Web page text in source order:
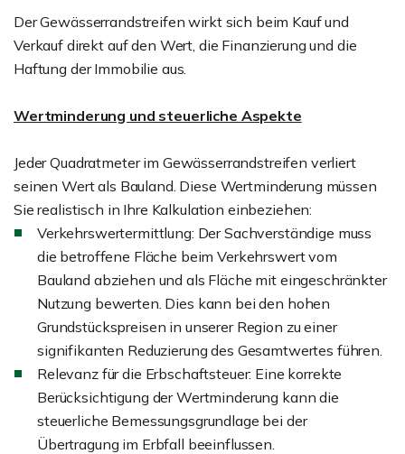
Der Gewässerrandstreifen wirkt sich beim Kauf und
Verkauf direkt auf den Wert, die Finanzierung und die
Haftung der Immobilie aus.
Wertminderung und steuerliche Aspekte
Jeder Quadratmeter im Gewässerrandstreifen verliert
seinen Wert als Bauland. Diese Wertminderung müssen
Sie realistisch in Ihre Kalkulation einbeziehen:
Verkehrswertermittlung: Der Sachverständige muss
die betroffene Fläche beim Verkehrswert vom
Bauland abziehen und als Fläche mit eingeschränkter
Nutzung bewerten. Dies kann bei den hohen
Grundstückspreisen in unserer Region zu einer
signifikanten Reduzierung des Gesamtwertes führen.
Relevanz für die Erbschaftsteuer: Eine korrekte
Berücksichtigung der Wertminderung kann die
steuerliche Bemessungsgrundlage bei der
Übertragung im Erbfall beeinflussen.